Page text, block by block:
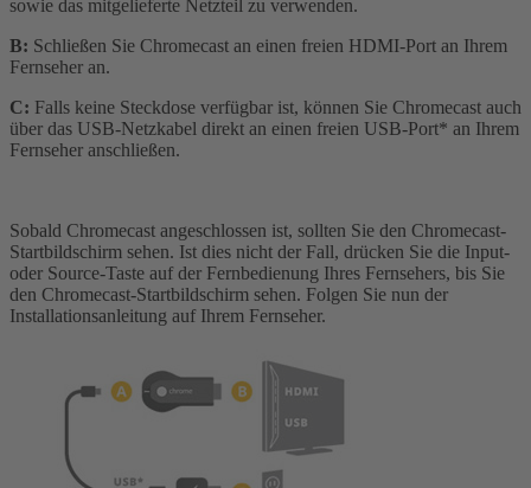
sowie das mitgelieferte Netzteil zu verwenden.
B: Schließen Sie Chromecast an einen freien HDMI-Port an Ihrem
Fernseher an.
C: Falls keine Steckdose verfügbar ist, können Sie Chromecast auch
über das USB-Netzkabel direkt an einen freien USB-Port* an Ihrem
Fernseher anschließen.
Sobald Chromecast angeschlossen ist, sollten Sie den Chromecast-
Startbildschirm sehen. Ist dies nicht der Fall, drücken Sie die Input-
oder Source-Taste auf der Fernbedienung Ihres Fernsehers, bis Sie
den Chromecast-Startbildschirm sehen. Folgen Sie nun der
Installationsanleitung auf Ihrem Fernseher.